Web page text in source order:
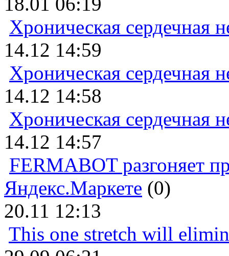
Хроническая сердечная
14.12 14:59
Хроническая сердечная
14.12 14:58
Хроническая сердечная
14.12 14:57
FERMABOT разгоняет
Яндекс.Маркете (0)
20.11 12:13
This one stretch will